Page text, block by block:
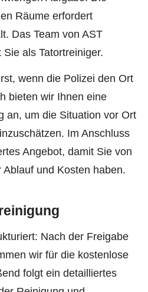
Räume erfordert
Das Team von AST
als Tatortreiniger.
wenn die Polizei den Ort
bieten wir Ihnen eine
an, um die Situation vor Ort
Im Anschluss
Angebot, damit Sie von
und Kosten haben.
Nach der Freigabe
wir für die kostenlose
folgt ein detailliertes